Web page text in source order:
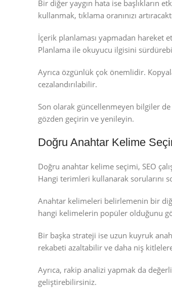
Bir diğer yaygın hata ise başlıkların
kullanmak, tıklama oranınızı
İçerik planlaması yapmadan hareket
Planlama ile okuyucu ilgisini
Ayrıca özgünlük çok önemlidir.
cezalandırılabilir.
Son olarak güncellenmeyen bilgiler
gözden geçirin ve yenileyin.
Doğru Anahtar Kelime
Doğru anahtar kelime seçimi, SEO
Hangi terimleri kullanarak sorularını
Anahtar kelimeleri belirlemenin bir
hangi kelimelerin popüler olduğunu
Bir başka strateji ise uzun kuyruk
rekabeti azaltabilir ve daha niş
Ayrıca, rakip analizi yapmak da
geliştirebilirsiniz.